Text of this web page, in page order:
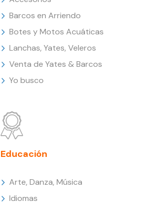
Barcos en Arriendo
Botes y Motos Acuáticas
Lanchas, Yates, Veleros
Venta de Yates & Barcos
Yo busco
Educación
Arte, Danza, Música
Idiomas